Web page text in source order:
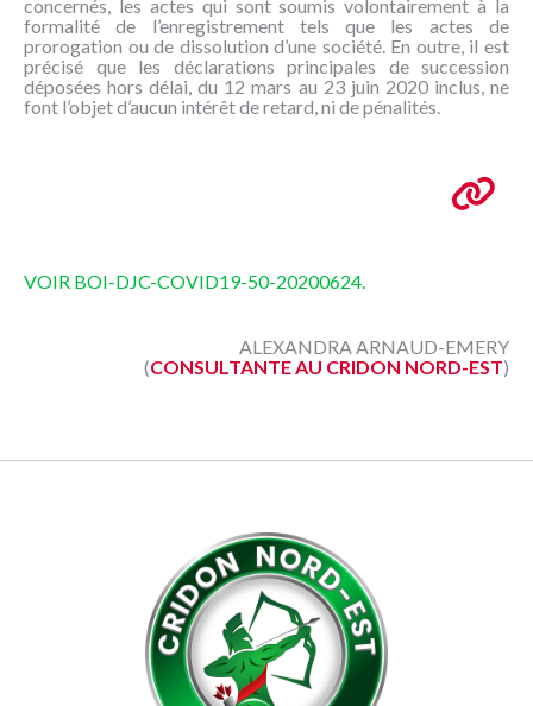
concernés, les actes qui sont soumis volontairement à la
formalité de l’enregistrement tels que les actes de
prorogation ou de dissolution d’une société. En outre, il est
précisé que les déclarations principales de succession
déposées hors délai, du 12 mars au 23 juin 2020 inclus, ne
font l’objet d’aucun intérêt de retard, ni de pénalités.
VOIR BOI-DJC-COVID19-50-20200624.
ALEXANDRA ARNAUD-EMERY
(CONSULTANTE AU CRIDON NORD-EST)